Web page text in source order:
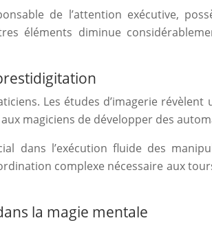
de l’attention exécutive,
éléments diminue
Les études d’imagerie
magiciens de développer des
dans l’exécution fluide des
complexe nécessaire aux
la magie mentale